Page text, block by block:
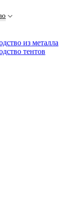
из металла
тентов